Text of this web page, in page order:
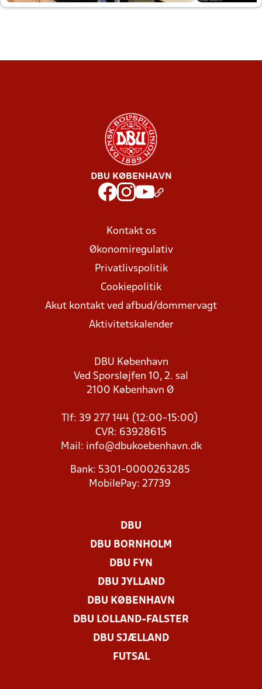
DBU KØBENHAVN
Kontakt os
Økonomiregulativ
Privatlivspolitik
Cookiepolitik
Akut kontakt ved afbud/dommervagt
Aktivitetskalender
DBU København
Ved Sporsløjfen 10, 2. sal
2100 København Ø
Tlf: 39 277 144 (12:00-15:00)
CVR: 63928615
Mail: info@dbukoebenhavn.dk
Bank: 5301-0000263285
MobilePay: 27739
DBU
DBU BORNHOLM
DBU FYN
DBU JYLLAND
DBU KØBENHAVN
DBU LOLLAND-FALSTER
DBU SJÆLLAND
FUTSAL